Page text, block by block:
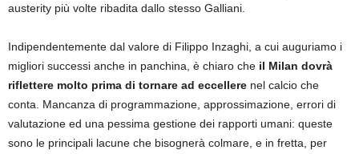
austerity più volte ribadita dallo stesso Galliani.
Indipendentemente dal valore di Filippo Inzaghi, a cui auguriamo i
migliori successi anche in panchina, è chiaro che il Milan dovrà
riflettere molto prima di tornare ad eccellere nel calcio che
conta. Mancanza di programmazione, approssimazione, errori di
valutazione ed una pessima gestione dei rapporti umani: queste
sono le principali lacune che bisognerà colmare, e in fretta, per